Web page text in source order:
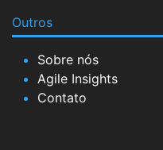
Outros
Sobre nós
Agile Insights
Contato